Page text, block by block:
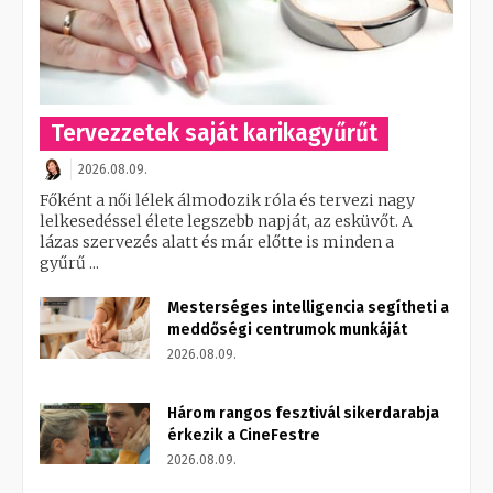
Tervezzetek saját karikagyűrűt
2026.08.09.
Főként a női lélek álmodozik róla és tervezi nagy
lelkesedéssel élete legszebb napját, az esküvőt. A
lázas szervezés alatt és már előtte is minden a
gyűrű ...
Mesterséges intelligencia segítheti a
meddőségi centrumok munkáját
2026.08.09.
Három rangos fesztivál sikerdarabja
érkezik a CineFestre
2026.08.09.